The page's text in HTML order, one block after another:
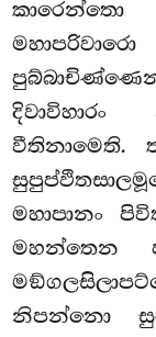
කාරෙන්තො
වීතිනාමෙති.
මහාපානං
මහන්තෙන
නිපන්නො